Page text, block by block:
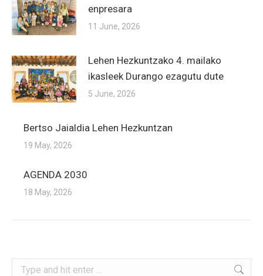
enpresara
11 June, 2026
Lehen Hezkuntzako 4. mailako
ikasleek Durango ezagutu dute
5 June, 2026
Bertso Jaialdia Lehen Hezkuntzan
19 May, 2026
AGENDA 2030
18 May, 2026
Search: